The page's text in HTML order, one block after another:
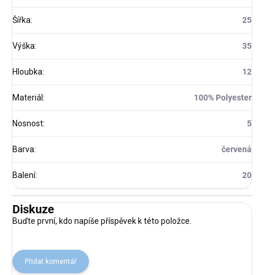
Šířka: 25
Výška: 35
Hloubka: 12
Materiál: 100% Polyester
Nosnost: 5
Barva: červená
Balení: 20
Diskuze
Buďte první, kdo napíše příspěvek k této položce.
Přidat komentář